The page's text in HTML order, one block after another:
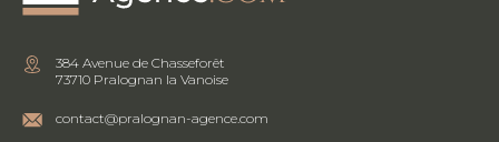
384 Avenue de Chasseforêt
73710 Pralognan la Vanoise
contact@pralognan-agence.com